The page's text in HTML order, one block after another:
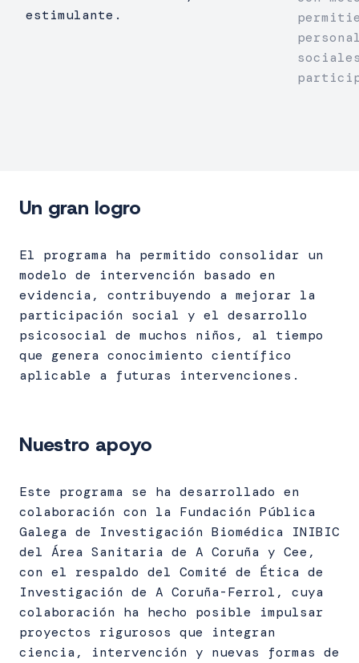
estimulante.
Un gran logro
El programa ha permitido consolidar un
modelo de intervención basado en
evidencia, contribuyendo a mejorar la
participación social y el desarrollo
psicosocial de muchos niños, al tiempo
que genera conocimiento científico
aplicable a futuras intervenciones.
Nuestro apoyo
Este programa se ha desarrollado en
colaboración con la Fundación Pública
Galega de Investigación Biomédica INIBIC
del Área Sanitaria de A Coruña y Cee,
con el respaldo del Comité de Ética de
Investigación de A Coruña-Ferrol, cuya
colaboración ha hecho posible impulsar
proyectos rigurosos que integran
ciencia, intervención y nuevas formas de